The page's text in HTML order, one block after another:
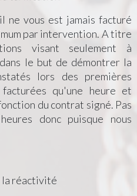
ne vous est jamais facturé
par intervention. A titre
visant seulement à
le but de démontrer la
lors des premières
qu'une heure et
du contrat signé. Pas
donc puisque nous
la réactivité